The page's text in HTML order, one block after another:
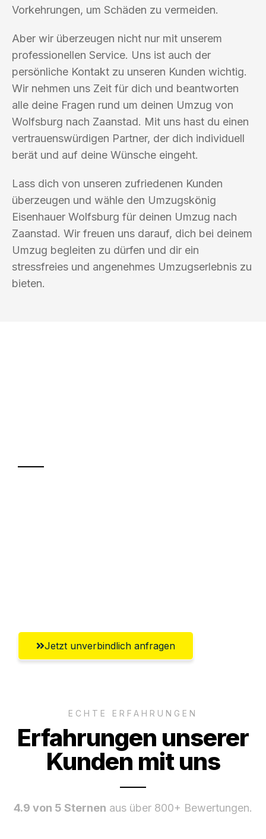
Vorkehrungen, um Schäden zu vermeiden.
Aber wir überzeugen nicht nur mit unserem
professionellen Service. Uns ist auch der
persönliche Kontakt zu unseren Kunden wichtig.
Wir nehmen uns Zeit für dich und beantworten
alle deine Fragen rund um deinen Umzug von
Wolfsburg nach Zaanstad. Mit uns hast du einen
vertrauenswürdigen Partner, der dich individuell
berät und auf deine Wünsche eingeht.
Lass dich von unseren zufriedenen Kunden
überzeugen und wähle den Umzugskönig
Eisenhauer Wolfsburg für deinen Umzug nach
Zaanstad. Wir freuen uns darauf, dich bei deinem
Umzug begleiten zu dürfen und dir ein
stressfreies und angenehmes Umzugserlebnis zu
bieten.
Jetzt unverbindlich anfragen
ECHTE ERFAHRUNGEN
Erfahrungen unserer
Kunden mit uns
4.9 von 5 Sternen aus über 800+ Bewertungen.